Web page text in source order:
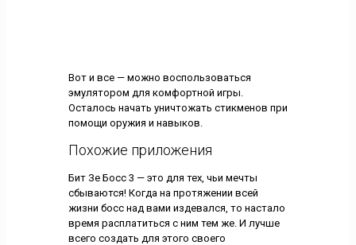
Вот и все — можно воспользоваться
эмулятором для комфортной игры.
Осталось начать уничтожать стикменов при
помощи оружия и навыков.
Похожие приложения
Бит Зе Босс 3 — это для тех, чьи мечты
сбываются! Когда на протяжении всей
жизни босс над вами издевался, то настало
время расплатиться с ним тем же. И лучше
всего создать для этого своего